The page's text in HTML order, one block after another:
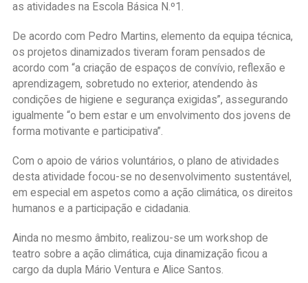
as atividades na Escola Básica N.º1.
De acordo com Pedro Martins, elemento da equipa técnica,
os projetos dinamizados tiveram foram pensados de
acordo com “a criação de espaços de convívio, reflexão e
aprendizagem, sobretudo no exterior, atendendo às
condições de higiene e segurança exigidas”, assegurando
igualmente “o bem estar e um envolvimento dos jovens de
forma motivante e participativa”.
Com o apoio de vários voluntários, o plano de atividades
desta atividade focou-se no desenvolvimento sustentável,
em especial em aspetos como a ação climática, os direitos
humanos e a participação e cidadania.
Ainda no mesmo âmbito, realizou-se um workshop de
teatro sobre a ação climática, cuja dinamização ficou a
cargo da dupla Mário Ventura e Alice Santos.